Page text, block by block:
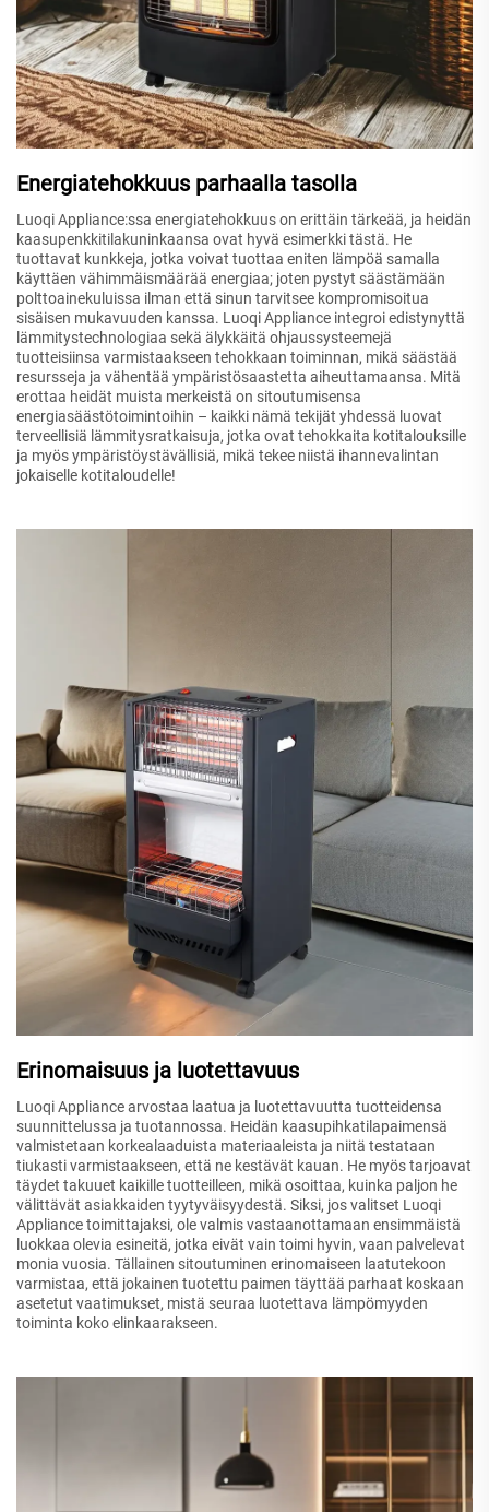
Energiatehokkuus parhaalla tasolla
Luoqi Appliance:ssa energiatehokkuus on erittäin tärkeää, ja heidän
kaasupenkkitilakuninkaansa ovat hyvä esimerkki tästä. He
tuottavat kunkkeja, jotka voivat tuottaa eniten lämpöä samalla
käyttäen vähimmäismäärää energiaa; joten pystyt säästämään
polttoainekuluissa ilman että sinun tarvitsee kompromisoitua
sisäisen mukavuuden kanssa. Luoqi Appliance integroi edistynyttä
lämmitystechnologiaa sekä älykkäitä ohjaussysteemejä
tuotteisiinsa varmistaakseen tehokkaan toiminnan, mikä säästää
resursseja ja vähentää ympäristösaastetta aiheuttamaansa. Mitä
erottaa heidät muista merkeistä on sitoutumisensa
energiasäästötoimintoihin – kaikki nämä tekijät yhdessä luovat
terveellisiä lämmitysratkaisuja, jotka ovat tehokkaita kotitalouksille
ja myös ympäristöystävällisiä, mikä tekee niistä ihannevalintan
jokaiselle kotitaloudelle!
Erinomaisuus ja luotettavuus
Luoqi Appliance arvostaa laatua ja luotettavuutta tuotteidensa
suunnittelussa ja tuotannossa. Heidän kaasupihkatilapaimensä
valmistetaan korkealaaduista materiaaleista ja niitä testataan
tiukasti varmistaakseen, että ne kestävät kauan. He myös tarjoavat
täydet takuuet kaikille tuotteilleen, mikä osoittaa, kuinka paljon he
välittävät asiakkaiden tyytyväisyydestä. Siksi, jos valitset Luoqi
Appliance toimittajaksi, ole valmis vastaanottamaan ensimmäistä
luokkaa olevia esineitä, jotka eivät vain toimi hyvin, vaan palvelevat
monia vuosia. Tällainen sitoutuminen erinomaiseen laatutekoon
varmistaa, että jokainen tuotettu paimen täyttää parhaat koskaan
asetetut vaatimukset, mistä seuraa luotettava lämpömyyden
toiminta koko elinkaarakseen.